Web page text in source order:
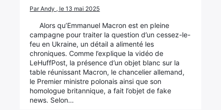
Par Andy , le 13 mai 2025
Alors qu’Emmanuel Macron est en pleine
campagne pour traiter la question d’un cessez-le-
feu en Ukraine, un détail a alimenté les
chroniques. Comme l’explique la vidéo de
LeHuffPost, la présence d’un objet blanc sur la
table réunissant Macron, le chancelier allemand,
le Premier ministre polonais ainsi que son
homologue britannique, a fait l’objet de fake
news. Selon…